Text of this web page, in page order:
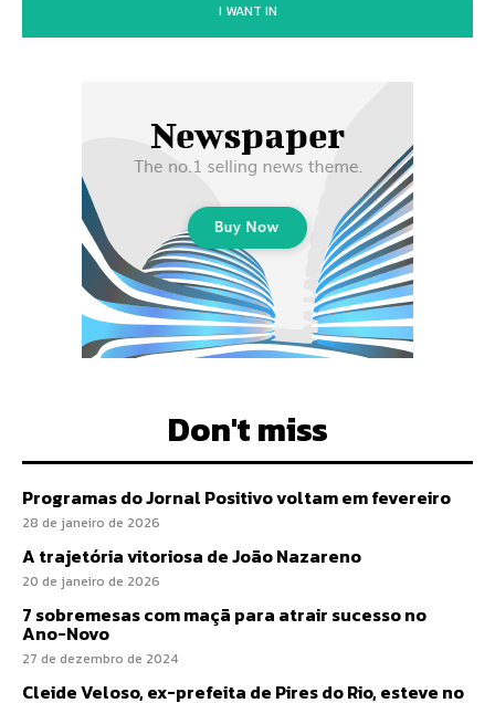
I WANT IN
Don't miss
Programas do Jornal Positivo voltam em fevereiro
28 de janeiro de 2026
A trajetória vitoriosa de João Nazareno
20 de janeiro de 2026
7 sobremesas com maçã para atrair sucesso no
Ano-Novo
27 de dezembro de 2024
Cleide Veloso, ex-prefeita de Pires do Rio, esteve no